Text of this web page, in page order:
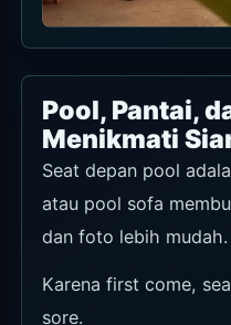
Lebih cocok untuk
di sisi pool daripada